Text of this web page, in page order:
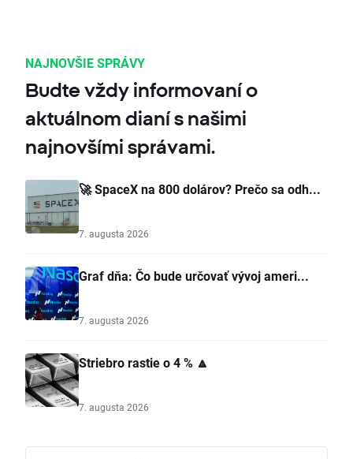
NAJNOVŠIE SPRÁVY
Budte vždy informovaní o
aktuálnom dianí s našimi
najnovšími správami.
🚀 SpaceX na 800 dolárov? Prečo sa odh...
7. augusta 2026
Graf dňa: Čo bude určovať vývoj ameri...
7. augusta 2026
Striebro rastie o 4 % 🔼
7. augusta 2026